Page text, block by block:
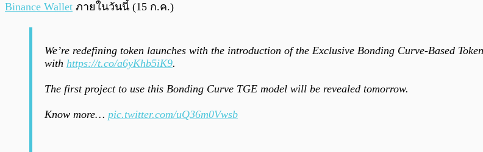
Binance Wallet ภายในวันนี้ (15 ก.ค.)
We’re redefining token launches with the introduction of the Exclusive Bonding Curve-Based
with https://t.co/a6yKhb5iK9.
The first project to use this Bonding Curve TGE model will be revealed tomorrow.
Know more… pic.twitter.com/uQ36m0Vwsb